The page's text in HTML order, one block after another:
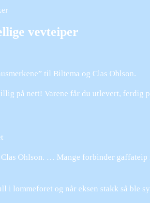
vevteiper
til Biltema og Clas Ohlson.
på nett! Varene får du utlevert, ferdig
Ohlson. … Mange forbinder
i lommeforet og når eksen stakk så ble